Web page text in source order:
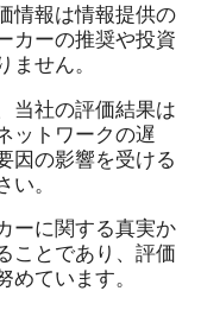
情報は情報提供の
カーの推奨や投資
せん。
当社の評価結果は
ットワークの遅
因の影響を受ける
。
ーに関する真実か
ことであり、評価
ています。